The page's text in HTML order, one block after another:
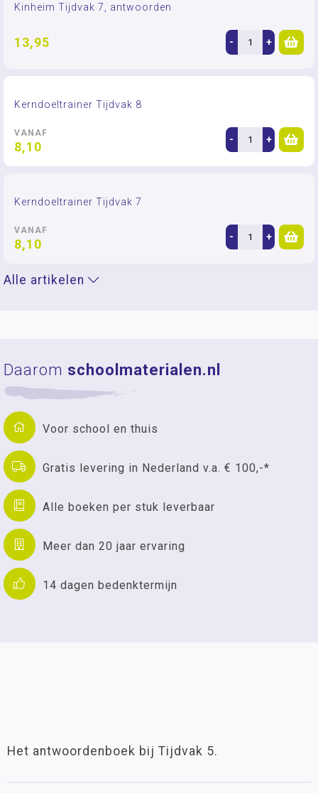
Kinheim Tijdvak 7, antwoorden
13,95 - +
Kerndoeltrainer Tijdvak 8
VANAF
8,10 - +
Kerndoeltrainer Tijdvak 7
VANAF
8,10 - +
Alle artikelen
Daarom schoolmaterialen.nl
Voor school en thuis
Gratis levering in Nederland v.a. € 100,-*
Alle boeken per stuk leverbaar
Meer dan 20 jaar ervaring
14 dagen bedenktermijn
Het antwoordenboek bij Tijdvak 5.